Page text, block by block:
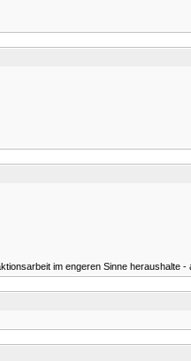
im engeren Sinne heraushalte